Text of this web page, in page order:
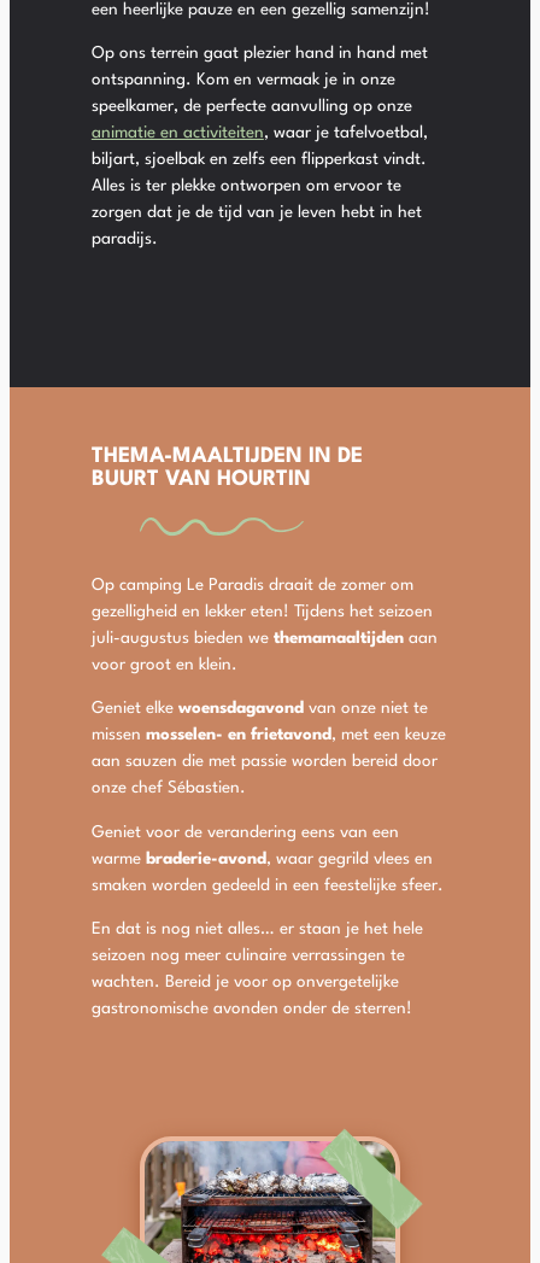
een heerlijke pauze en een gezellig samenzijn!
Op ons terrein gaat plezier hand in hand met
ontspanning. Kom en vermaak je in onze
speelkamer, de perfecte aanvulling op onze
animatie en activiteiten, waar je tafelvoetbal,
biljart, sjoelbak en zelfs een flipperkast vindt.
Alles is ter plekke ontworpen om ervoor te
zorgen dat je de tijd van je leven hebt in het
paradijs.
THEMA-MAALTIJDEN IN DE
BUURT VAN HOURTIN
Op camping Le Paradis draait de zomer om
gezelligheid en lekker eten! Tijdens het seizoen
juli-augustus bieden we themamaaltijdenaan
voor groot en klein.
Geniet elke woensdagavond van onze niet te
missen mosselen- en frietavond , met een keuze
aan sauzen die met passie worden bereid door
onze chef Sébastien.
Geniet voor de verandering eens van een
warme braderie-avond , waar gegrild vlees en
smaken worden gedeeld in een feestelijke sfeer.
En dat is nog niet alles… er staan je het hele
seizoen nog meer culinaire verrassingen te
wachten. Bereid je voor op onvergetelijke
gastronomische avonden onder de sterren!